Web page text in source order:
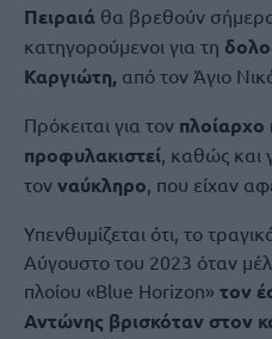
Πειραιά θα βρεθούν
κατηγορούμενοι για τη
Καργιώτη, από τον Άγιο
Πρόκειται για τον πλοίαρχο
προφυλακιστεί, καθώς και
τον ναύκληρο, που είχαν
Υπενθυμίζεται ότι, το
Αύγουστο του 2023 όταν
πλοίου «Βlue Horizon» τον
Αντώνης βρισκόταν στον